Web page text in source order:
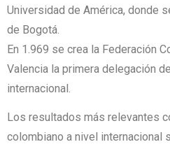
Universidad de América, donde
de Bogotá.
En 1.969 se crea la Federación
Valencia la primera delegación
internacional.
Los resultados más relevantes
colombiano a nivel internacional